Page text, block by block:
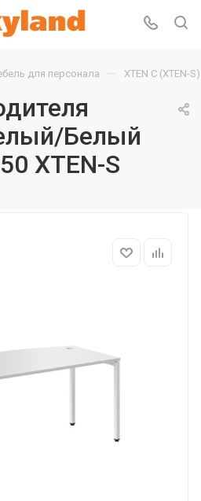
для персонала — XTEN С (XTEN-S)
Белый
XTEN-S